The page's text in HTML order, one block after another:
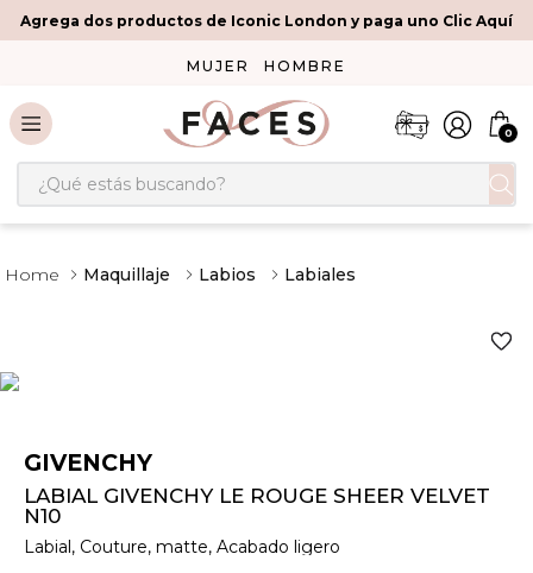
Agrega dos productos de Iconic London y paga uno Clic Aquí
MUJER HOMBRE
0
¿Qué estás buscando?
Maquillaje Labios Labiales
GIVENCHY
LABIAL GIVENCHY LE ROUGE SHEER VELVET
N10
Labial, Couture, matte, Acabado ligero